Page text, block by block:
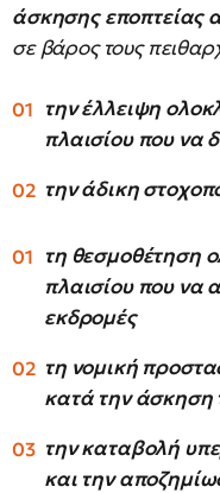
άσκησης εποπτείας
σε βάρος τους
την έλλειψη
πλαισίου που να
την άδικη
τη θεσμοθέτηση
πλαισίου που να
εκδρομές
τη νομική
κατά την άσκηση
την καταβολή
και την